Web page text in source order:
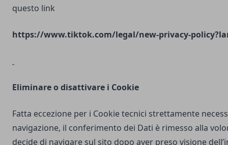
questo link
https://www.tiktok.com/legal/new-privacy-
Eliminare o disattivare i Cookie
Fatta eccezione per i Cookie tecnici strettamente
navigazione, il conferimento dei Dati è rimesso alla
decide di navigare sul sito dopo aver preso visione